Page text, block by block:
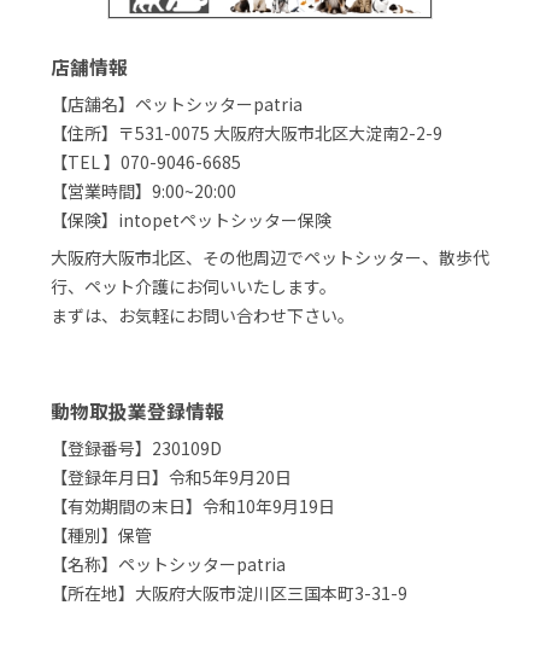
店舗情報
【店舗名】ペットシッターpatria
【住所】〒531-0075 大阪府大阪市北区大淀南2-2-9
【TEL 】070-9046-6685
【営業時間】9:00~20:00
【保険】intopetペットシッター保険
大阪府大阪市北区、その他周辺でペットシッター、散歩代
行、ペット介護にお伺いいたします。
まずは、お気軽にお問い合わせ下さい。
動物取扱業登録情報
【登録番号】230109D
【登録年月日】令和5年9月20日
【有効期間の末日】令和10年9月19日
【種別】保管
【名称】ペットシッターpatria
【所在地】大阪府大阪市淀川区三国本町3-31-9